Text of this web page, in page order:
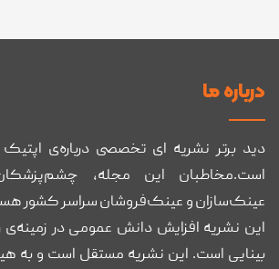
درباره ما
دید برتر نشریه ای تخصصی درباره‌ی
است.مخاطبان این مجله،
عینک‌سازان و عینک‌فروشان سراسر کشور
این نشریه افزایش دانش عمومی در
بینایی است. این نشریه مستقل است و به